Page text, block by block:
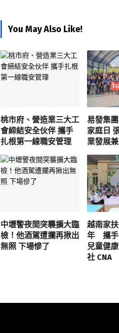
You May Also Like!
桃市府、營造業三大工
會締結安全伙伴 攜手
扎根第一線職安管理
易發集
家庭日
業發展
中壢警夜間突襲擴大臨
檢！他酒駕遭攔再揪出
無照 下場慘了
越南家
年 攜手
兒童健
社 CNA